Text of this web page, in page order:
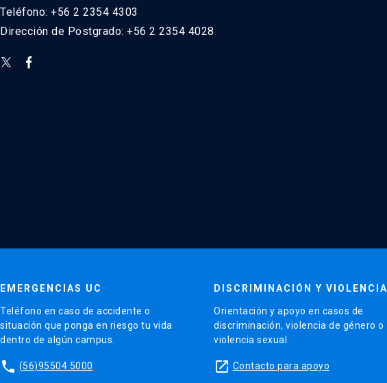
Teléfono: +56 2 2354 4303
Dirección de Postgrado: +56 2 2354 4028
EMERGENCIAS UC
Teléfono en caso de accidente o
situación que ponga en riesgo tu vida
dentro de algún campus.
phone (56)95504 5000
DISCRIMINACIÓN Y VIOLENCIA
Orientación y apoyo en casos de
discriminación, violencia de género o
violencia sexual.
launch Contacto para apoyo